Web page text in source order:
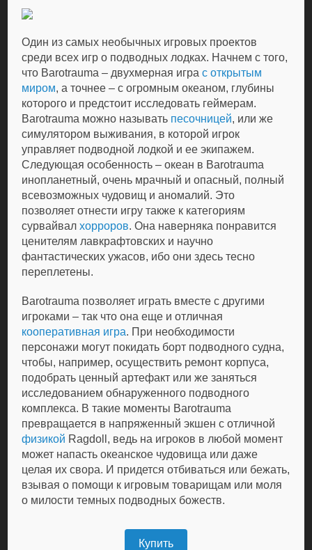
Один из самых необычных игровых проектов
среди всех игр о подводных лодках. Начнем с того,
что Barotrauma – двухмерная играс открытым
миром, а точнее – с огромным океаном, глубины
которого и предстоит исследовать геймерам.
Barotrauma можно называть песочницей, или же
симулятором выживания, в которой игрок
управляет подводной лодкой и ее экипажем.
Следующая особенность – океан в Barotrauma
инопланетный, очень мрачный и опасный, полный
всевозможных чудовищ и аномалий. Это
позволяет отнести игру также к категориям
сурвайвалхорроров. Она наверняка понравится
ценителям лавкрафтовских и научно
фантастических ужасов, ибо они здесь тесно
переплетены.
Barotrauma позволяет играть вместе с другими
игроками – так что она еще и отличная
кооперативная игра. При необходимости
персонажи могут покидать борт подводного судна,
чтобы, например, осуществить ремонт корпуса,
подобрать ценный артефакт или же заняться
исследованием обнаруженного подводного
комплекса. В такие моменты Barotrauma
превращается в напряженный экшен с отличной
физикой Ragdoll, ведь на игроков в любой момент
может напасть океанское чудовища или даже
целая их свора. И придется отбиваться или бежать,
взывая о помощи к игровым товарищам или моля
о милости темных подводных божеств.
Купить